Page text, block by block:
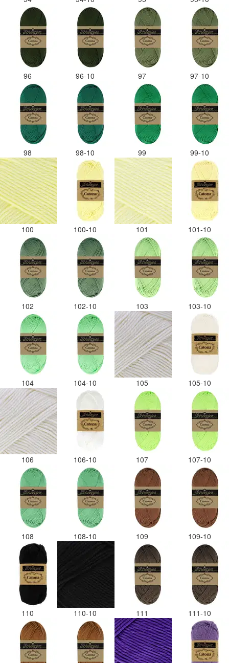
96 96-10 97 97-10
98 98-10 99 99-10
100 100-10 101 101-10
102 102-10 103 103-10
104 104-10 105 105-10
106 106-10 107 107-10
108 108-10 109 109-10
110 110-10 111 111-10